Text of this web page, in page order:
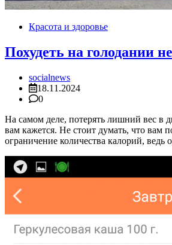
Красота и здоровье
Похудеть на голодании
socialnews
18.11.2024
0
На самом деле, потерять лишний вес в
вам кажется. Не стоит думать, что вам
ограничение количества калорий,